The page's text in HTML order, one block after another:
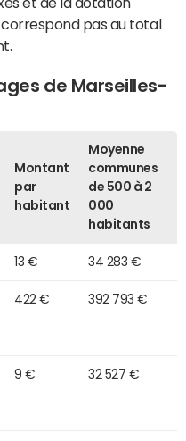
pas au total
de Marseilles-
Montant
par
habitant
Moyenne
communes
de 500 à 2
000
habitants
13 € 34 283 €
422 € 392 793 €
9 € 32 527 €